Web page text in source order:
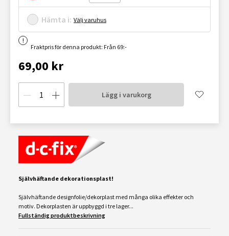
Hämta i: Välj varuhus
Fraktpris för denna produkt: Från 69:-
69,00 kr
Lägg i varukorg
Självhäftande dekorationsplast!
Självhäftande designfolie/dekorplast med många olika effekter och
motiv. Dekorplasten är uppbyggd i tre lager...
Fullständig produktbeskrivning